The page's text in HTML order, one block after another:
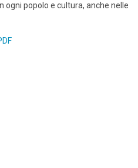
ogni popolo e cultura, anche nelle